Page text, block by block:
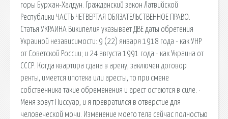
горы Бурхан-Халдун. Гражданский закон Латвийской
Республики ЧАСТЬ ЧЕТВЕРТАЯ ОБЯЗАТЕЛЬСТВЕННОЕ ПРАВО.
Статья УКРАИНА Википелия указывает ДВЕ даты обретения
Украиной независимости: 9 (22) января 1918 года - как УНР
от Советской России; и 24 августа 1991 года - как Украина от
СССР. Когда квартира сдана в арену, заключен договор
ренты, имеется ипотека или аресты, то при смене
собственника такие обременения и арест остаются в силе. ·
Меня зовут Писсуар, и я превратился в отверстие для
человеческой мочи. Изменение моего тела сейчас полностью